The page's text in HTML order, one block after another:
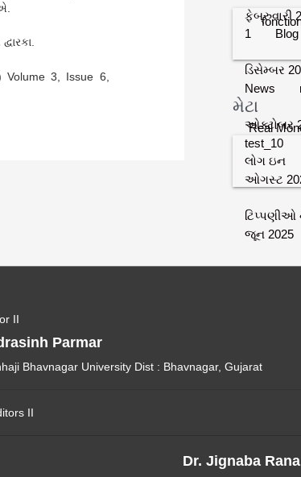
3, Issue 6,
Real
ફેબ્રુવારી
ડિસેમ્બર
ઓક્ટોબર
ઓગસ્ટ
જૂન 2025
1 Blog
News
test_10
મેટા
લોગ ઇન
ટિપ્પણીઓ
II
Parmar
Bhavnagar University Dist : Bhavnagar, Gujarat
II
Dr. Jignaba Rana